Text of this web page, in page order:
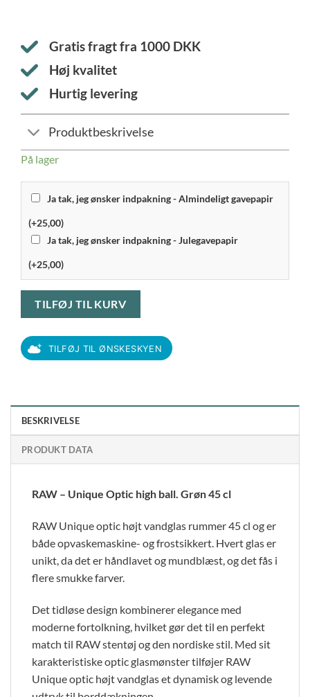
Gratis fragt fra 1000 DKK
Høj kvalitet
Hurtig levering
Produktbeskrivelse
På lager
Ja tak, jeg ønsker indpakning - Almindeligt gavepapir
(+25,00)
Ja tak, jeg ønsker indpakning - Julegavepapir
(+25,00)
TILFØJ TIL KURV
TILFØJ TIL ØNSKESKYEN
BESKRIVELSE
PRODUKT DATA
RAW – Unique Optic high ball. Grøn 45 cl
RAW Unique optic højt vandglas rummer 45 cl og er
både opvaskemaskine- og frostsikkert. Hvert glas er
unikt, da det er håndlavet og mundblæst, og det fås i
flere smukke farver.
Det tidløse design kombinerer elegance med
moderne fortolkning, hvilket gør det til en perfekt
match til RAW stentøj og den nordiske stil. Med sit
karakteristiske optic glasmønster tilføjer RAW
Unique optic højt vandglas et dynamisk og levende